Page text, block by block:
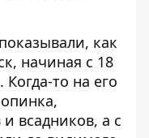
как
начиная с 18
то на его
всадников, а с